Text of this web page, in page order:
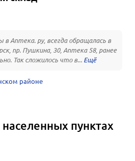
Аптека. ру, всегда обращалась в
пр. Пушкина, 30, Аптека 58, ранее
Так сложилось что в...
районе
пунктах